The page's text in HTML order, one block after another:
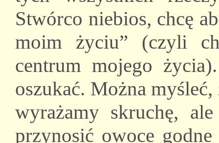
Stwórco niebios, chcę
moim życiu” (czyli
centrum mojego
oszukać. Można
wyrażamy skruchę,
przynosić owoce